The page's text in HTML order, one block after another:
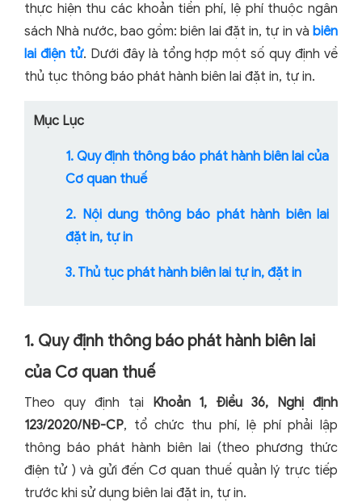
thực hiện thu các khoản tiền phí, lệ phí thuộc ngân
sách Nhà nước, bao gồm: biên lai đặt in, tự in và biên
lai điện tử. Dưới đây là tổng hợp một số quy định về
thủ tục thông báo phát hành biên lai đặt in, tự in.
Mục Lục
1. Quy định thông báo phát hành biên lai của
Cơ quan thuế
2. Nội dung thông báo phát hành biên lai
đặt in, tự in
3. Thủ tục phát hành biên lai tự in, đặt in
1. Quy định thông báo phát hành biên lai
của Cơ quan thuế
Theo quy định tại Khoản 1, Điều 36, Nghị định
123/2020/NĐ-CP, tổ chức thu phí, lệ phí phải lập
thông báo phát hành biên lai (theo phương thức
điện tử ) và gửi đến Cơ quan thuế quản lý trực tiếp
trước khi sử dụng biên lai đặt in, tự in.